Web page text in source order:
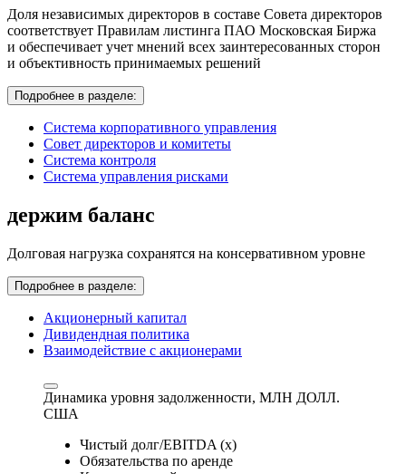
Доля независимых директоров в составе Совета директоров
соответствует Правилам листинга ПАО Московская Биржа
и обеспечивает учет мнений всех заинтересованных сторон
и объективность принимаемых решений
Подробнее в разделе:
Система корпоративного управления
Совет директоров и комитеты
Система контроля
Система управления рисками
держим баланс
Долговая нагрузка сохранятся на консервативном уровне
Подробнее в разделе:
Акционерный капитал
Дивидендная политика
Взаимодействие с акционерами
Динамика уровня задолженности, МЛН ДОЛЛ.
США
Чистый долг/EBITDA (x)
Обязательства по аренде